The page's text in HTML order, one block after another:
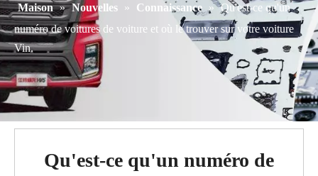
Maison » Nouvelles » Connaissance » Qu'est-ce qu'un
numéro de voitures de voiture et où le trouver sur votre voiture
Vin.
Qu'est-ce qu'un numéro de